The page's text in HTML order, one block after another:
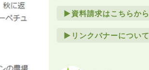
►資料請求はこちらから
►リンクバナーについて